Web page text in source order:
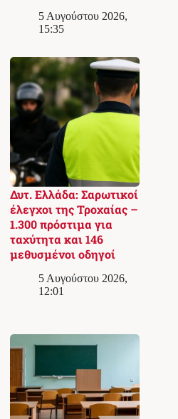
5 Αυγούστου 2026,
15:35
Δυτ. Ελλάδα: Σαρωτικοί
έλεγχοι της Τροχαίας –
1.300 πρόστιμα για
ταχύτητα και 146
μεθυσμένοι οδηγοί
5 Αυγούστου 2026,
12:01